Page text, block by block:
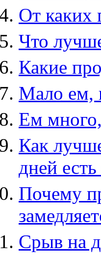
От каких
Что
Какие
Мало ем,
Ем
Как
дней
Почему
Срыв на